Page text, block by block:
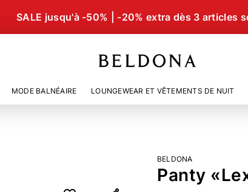
SALE jusqu'à -50% | -20% extra dès 3 articles
MODE BALNÉAIRE LOUNGEWEAR ET VÊTEMENTS DE NUIT
BELDONA
Panty